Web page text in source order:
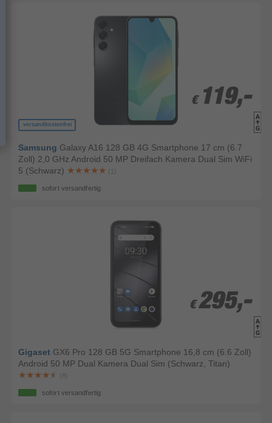
versandkostenfrei
€ 119,-
€ 119,-
Samsung Galaxy A16 128 GB 4G Smartphone 17 cm (6.7
Zoll) 2,0 GHz Android 50 MP Dreifach Kamera Dual Sim WiFi
5 (Schwarz)
(1)
sofort versandfertig
€ 295,-
€ 295,-
Gigaset GX6 Pro 128 GB 5G Smartphone 16,8 cm (6.6 Zoll)
Android 50 MP Dual Kamera Dual Sim (Schwarz, Titan)
(8)
sofort versandfertig